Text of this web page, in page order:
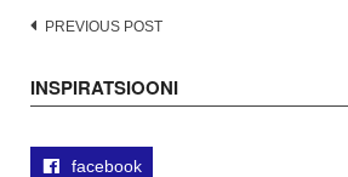
Post
PREVIOUS POST
INSPIRATSIOONI
facebook